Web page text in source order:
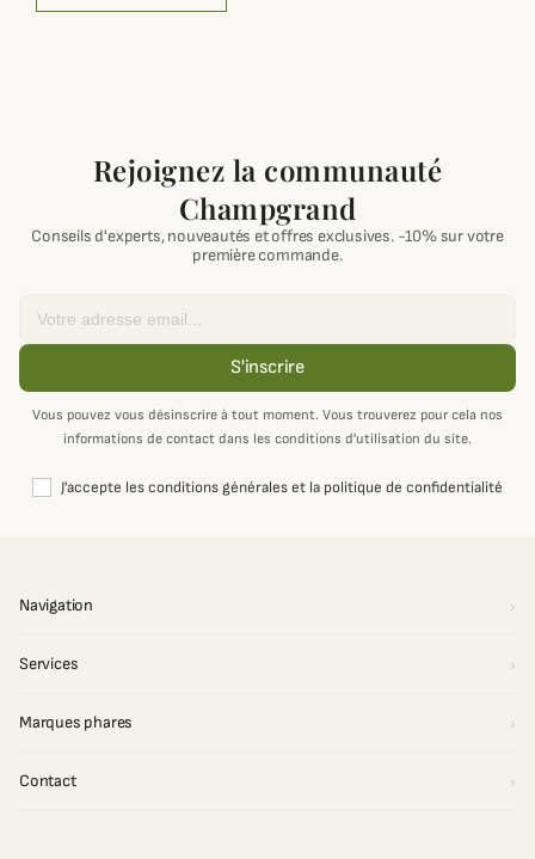
Rejoignez la communauté
Champgrand
Conseils d'experts, nouveautés et offres exclusives. -10% sur votre
première commande.
S'inscrire
Vous pouvez vous désinscrire à tout moment. Vous trouverez pour cela nos
informations de contact dans les conditions d'utilisation du site.
J'accepte les conditions générales et la politique de confidentialité
Navigation
Services
Marques phares
Contact